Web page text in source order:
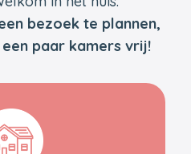
bezoek te plannen,
paar kamers vrij!